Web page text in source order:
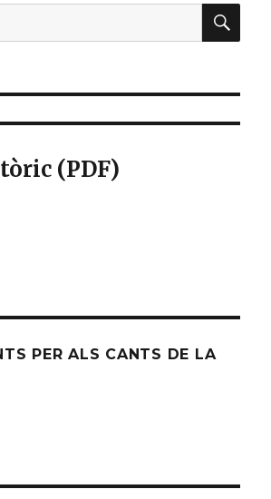
(PDF)
PER ALS CANTS DE LA